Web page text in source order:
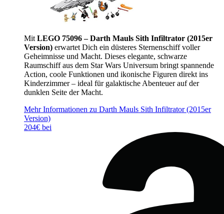
Mit LEGO 75096 – Darth Mauls Sith Infiltrator (2015er
Version) erwartet Dich ein düsteres Sternenschiff voller
Geheimnisse und Macht. Dieses elegante, schwarze
Raumschiff aus dem Star Wars Universum bringt spannende
Action, coole Funktionen und ikonische Figuren direkt ins
Kinderzimmer – ideal für galaktische Abenteuer auf der
dunklen Seite der Macht.
Mehr Informationen zu Darth Mauls Sith Infiltrator (2015er
Version)
204€ bei